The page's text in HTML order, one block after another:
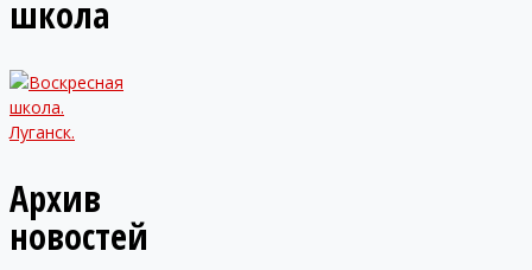
школа
Архив
новостей